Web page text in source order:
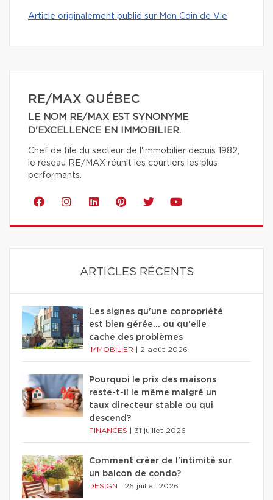
Article originalement publié sur Mon Coin de Vie
RE/MAX QUÉBEC
LE NOM RE/MAX EST SYNONYME
D'EXCELLENCE EN IMMOBILIER.
Chef de file du secteur de l'immobilier depuis 1982,
le réseau RE/MAX réunit les courtiers les plus
performants.
ARTICLES RÉCENTS
Les signes qu'une copropriété
est bien gérée… ou qu'elle
cache des problèmes
IMMOBILIER 2 août 2026
Pourquoi le prix des maisons
reste-t-il le même malgré un
taux directeur stable ou qui
descend?
FINANCES 31 juillet 2026
Comment créer de l'intimité sur
un balcon de condo?
DESIGN 26 juillet 2026